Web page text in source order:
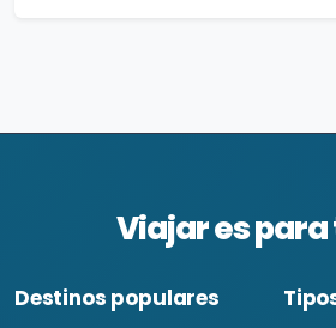
Viajar es
Destinos populares